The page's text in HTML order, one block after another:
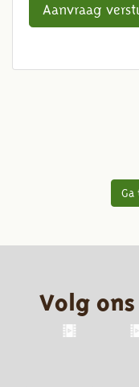
Aanvraag
Ga
Volg ons